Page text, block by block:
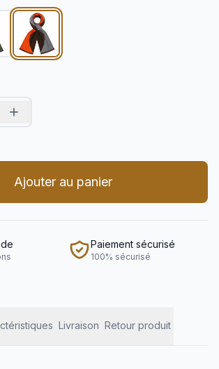
Augmenter la quantité
Ajouter au panier
Paiement sécurisé
100% sécurisé
Livraison Retour produit